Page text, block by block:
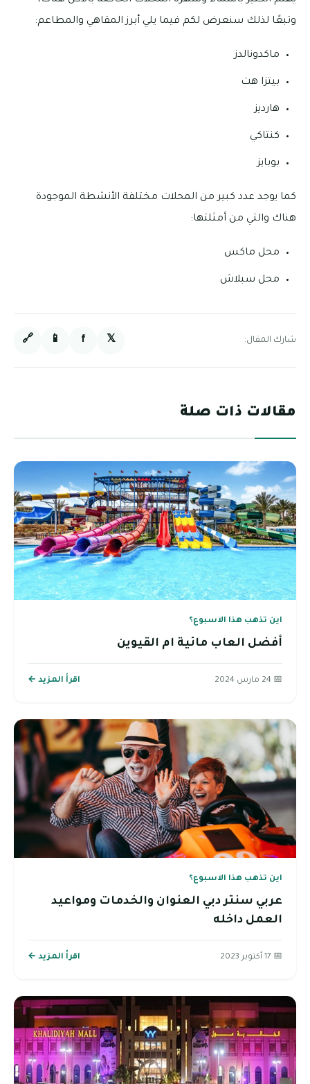
وتبعًا لذلك سنعرض لكم فيما يلي أبرز المقاهي والمطاعم:
ماكدونالدز
بيتزا هت
هارديز
كنتاكي
بوبايز
كما يوجد عدد كبير من المحلات مختلفة الأنشطة الموجودة
هناك والتي من أمثلتها:
محل ماكس
محل سبلاش
شارك المقال: 𝕏
f
📱
🔗
مقالات ذات صلة
اين تذهب هذا الاسبوع؟
أفضل العاب مائية ام القيوين
📅 24 مارس 2024 اقرأ المزيد ←
اين تذهب هذا الاسبوع؟
عربي سنتر دبي العنوان والخدمات ومواعيد
العمل داخله
📅 17 أكتوبر 2023 اقرأ المزيد ←